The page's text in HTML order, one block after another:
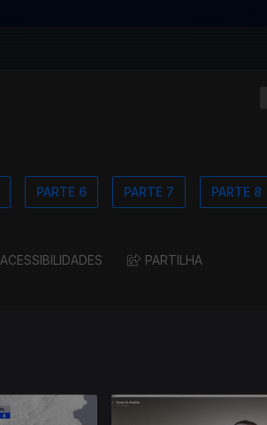
PARTE 6 PARTE 7 PARTE 8
ACESSIBILIDADES PARTILHA